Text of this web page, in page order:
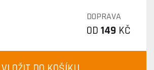
DOPRAVA
OD 149 KČ